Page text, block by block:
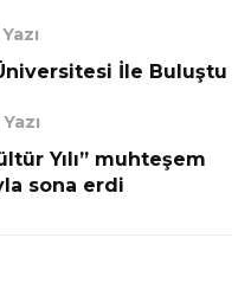
İle Buluştu
Yılı” muhteşem
sona erdi